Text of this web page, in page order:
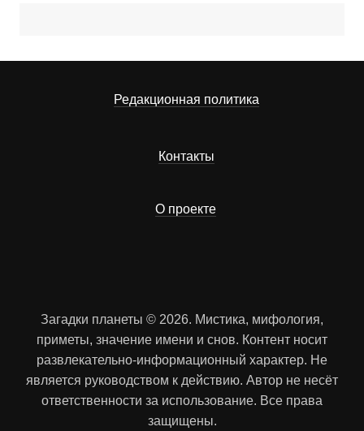
Редакционная политика
Контакты
О проекте
Загадки планеты © 2026. Мистика, мифология,
приметы, значение имени и снов. Контент носит
развлекательно-информационный характер. Не
является руководством к действию. Автор не несёт
ответственности за использование. Все права
защищены.